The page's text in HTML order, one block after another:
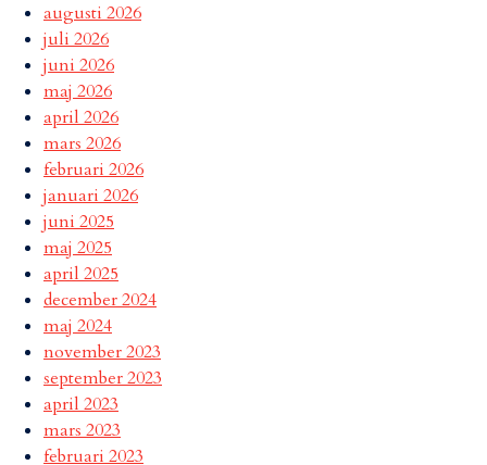
augusti 2026
juli 2026
juni 2026
maj 2026
april 2026
mars 2026
februari 2026
januari 2026
juni 2025
maj 2025
april 2025
december 2024
maj 2024
november 2023
september 2023
april 2023
mars 2023
februari 2023